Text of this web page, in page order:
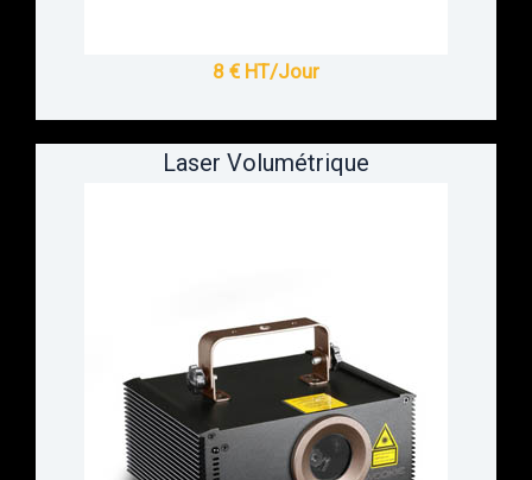
8 € HT/Jour
Laser Volumétrique